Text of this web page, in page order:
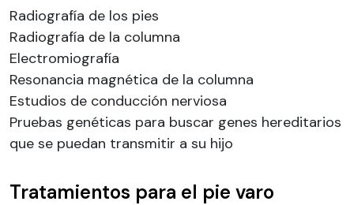
Radiografía de los pies
Radiografía de la columna
Electromiografía
Resonancia magnética de la columna
Estudios de conducción nerviosa
Pruebas genéticas para buscar genes hereditarios
que se puedan transmitir a su hijo
Tratamientos para el pie varo